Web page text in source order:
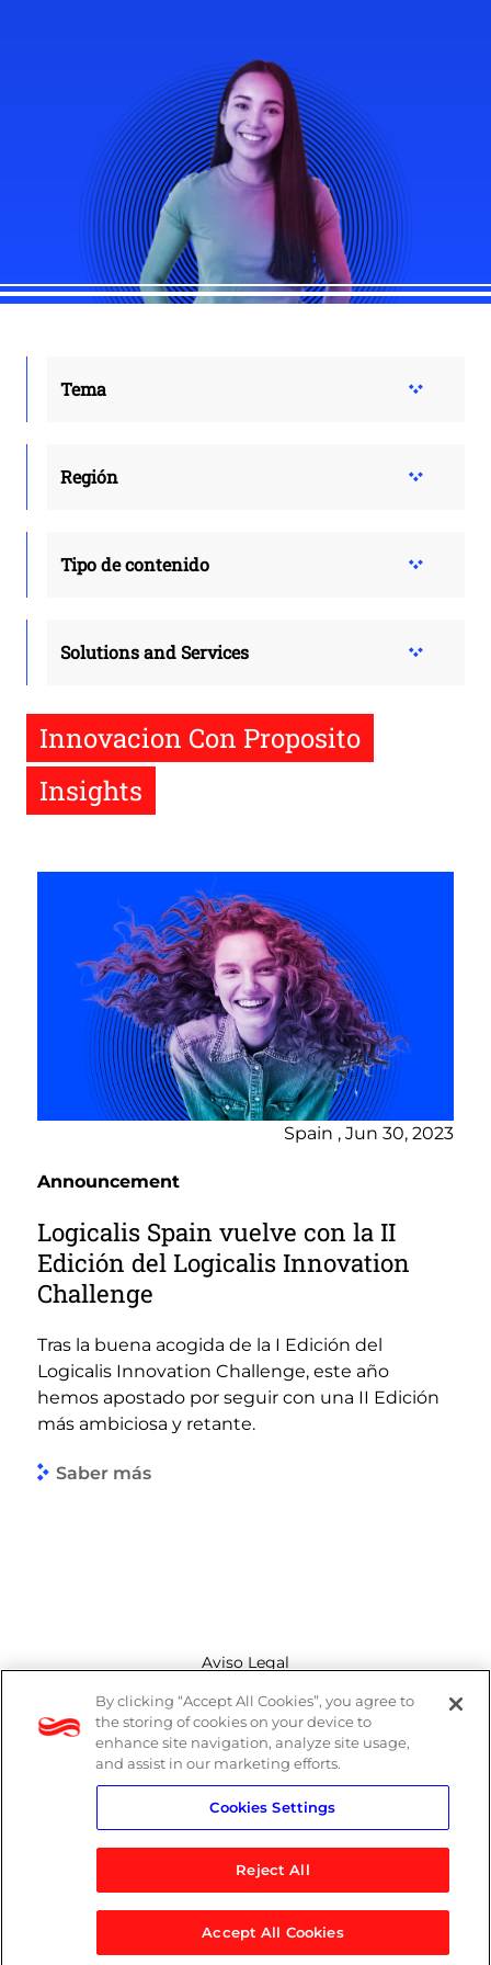
Tema
Región
Tipo de contenido
Solutions and Services
Innovacion Con Proposito
Insights
Spain , Jun 30, 2023
Announcement
Logicalis Spain vuelve con la II
Edición del Logicalis Innovation
Challenge
Tras la buena acogida de la I Edición del
Logicalis Innovation Challenge, este año
hemos apostado por seguir con una II Edición
más ambiciosa y retante.
Saber más
© 2026 Logicalis Group
Aviso Legal
Canal de denuncias
Política de cookies
Política de privacidad
By clicking “Accept All Cookies”, you agree to
the storing of cookies on your device to
enhance site navigation, analyze site usage,
and assist in our marketing efforts.
Cookies Settings
Reject All
Accept All Cookies